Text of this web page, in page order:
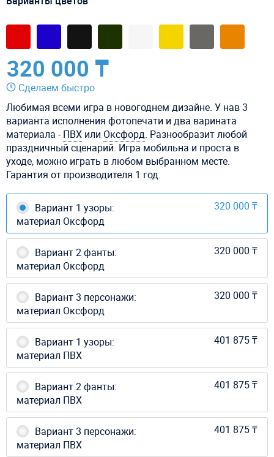
320 000 ₸
Сделаем быстро
Любимая всеми игра в новогоднем дизайне. У нав 3
варианта исполнения фотопечати и два варината
материала -ПВХ или Оксфорд. Разнообразит любой
праздничный сценарий. Игра мобильна и проста в
уходе, можно играть в любом выбранном месте.
Гарантия от производителя 1 год.
Вариант 1 узоры:
материал Оксфорд
320 000 ₸
Вариант 2 фанты:
материал Оксфорд
320 000 ₸
Вариант 3 персонажи:
материал Оксфорд
320 000 ₸
Вариант 1 узоры:
материал ПВХ
401 875 ₸
Вариант 2 фанты:
материал ПВХ
401 875 ₸
Вариант 3 персонажи:
материал ПВХ
401 875 ₸